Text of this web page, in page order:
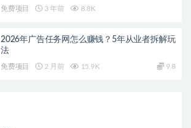
免费项目 3 年前 8.8K
2026年广告任务网怎么赚钱？5年从业者拆解玩
法
免费项目 2 月前 15.9K 9.8